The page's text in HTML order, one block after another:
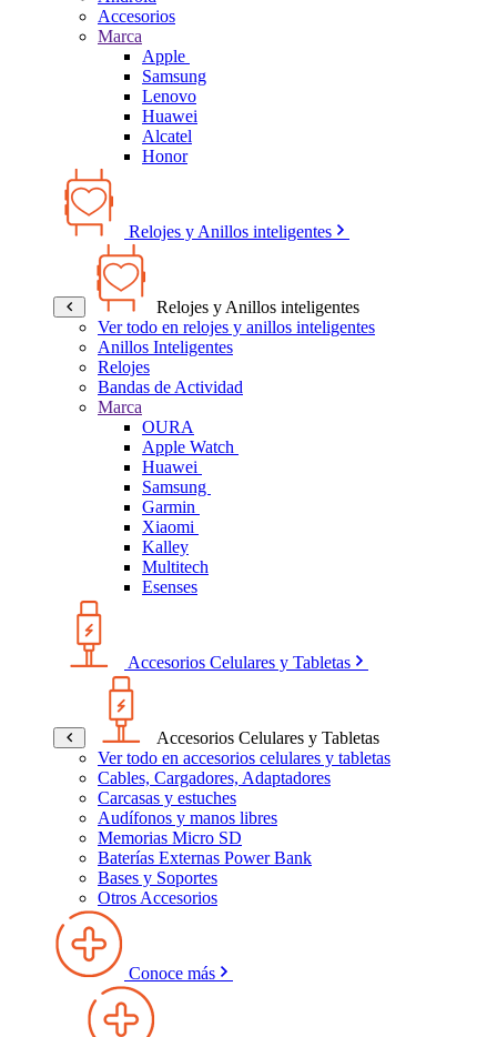
Accesorios
Marca
Apple
Samsung
Lenovo
Huawei
Alcatel
Honor
Relojes y Anillos inteligentes
Relojes y Anillos inteligentes
Ver todo en relojes y anillos inteligentes
Anillos Inteligentes
Relojes
Bandas de Actividad
Marca
OURA
Apple Watch
Huawei
Samsung
Garmin
Xiaomi
Kalley
Multitech
Esenses
Accesorios Celulares y Tabletas
Accesorios Celulares y Tabletas
Ver todo en accesorios celulares y tabletas
Cables, Cargadores, Adaptadores
Carcasas y estuches
Audífonos y manos libres
Memorias Micro SD
Baterías Externas Power Bank
Bases y Soportes
Otros Accesorios
Conoce más